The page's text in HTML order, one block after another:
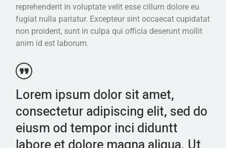
reprehenderit in voluptate velit esse cillum dolore eu
fugiat nulla pariatur. Excepteur sint occaecat cupidatat
non proident, sunt in culpa qui officia deserunt mollit
anim id est laborum.
Lorem ipsum dolor sit amet,
consectetur adipiscing elit, sed do
eiusm od tempor inci diduntt